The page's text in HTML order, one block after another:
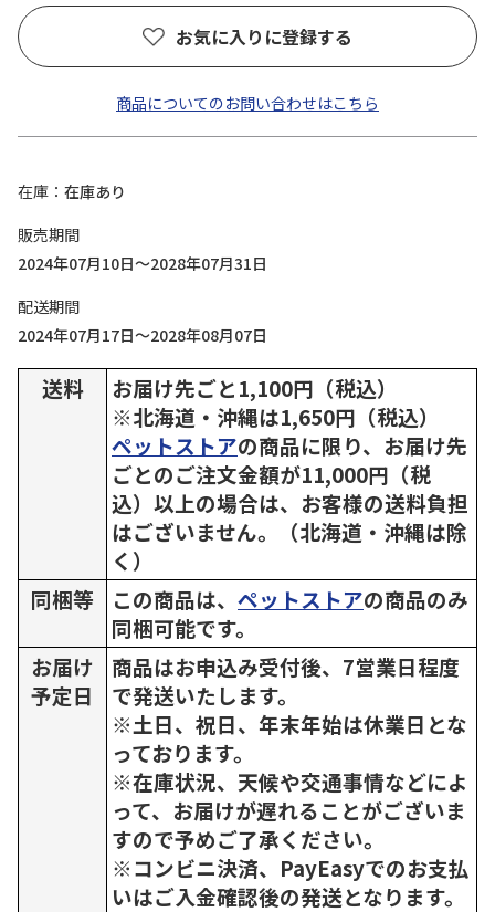
お気に入りに登録する
商品についてのお問い合わせはこちら
在庫
在庫あり
販売期間
2024年07月10日～2028年07月31日
配送期間
2024年07月17日～2028年08月07日
送料
お届け先ごと1,100円（税込）
※北海道・沖縄は1,650円（税込）
ペットストアの商品に限り、お届け先
ごとのご注文金額が11,000円（税
込）以上の場合は、お客様の送料負担
はございません。（北海道・沖縄は除
く）
同梱等
この商品は、 ペットストアの商品のみ
同梱可能です。
お届け
予定日
商品はお申込み受付後、7営業日程度
で発送いたします。
※土日、祝日、年末年始は休業日とな
っております。
※在庫状況、天候や交通事情などによ
って、お届けが遅れることがございま
すので予めご了承ください。
※コンビニ決済、PayEasyでのお支払
いはご入金確認後の発送となります。